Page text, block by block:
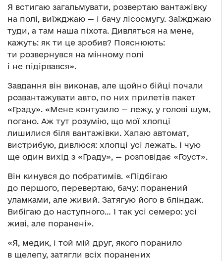
Я встигаю загальмувати, розвертаю вантажівку
на полі, виїжджаю — і бачу лісосмугу. Заїжджаю
туди, а там наша піхота. Дивляться на мене,
кажуть: як ти це зробив? Пояснюють:
ти розвернувся на мінному полі
і не підірвався».
Завдання він виконав, але щойно бійці почали
розвантажувати авто, по них прилетів пакет
«Граду». «Мене контузило — лежу, у голові шум,
погано. Аж тут розумію, що мої хлопці
лишилися біля вантажівки. Хапаю автомат,
вистрибую, дивлюся: хлопці усі лежать. І чую
ще один вихід з «Граду», — розповідає «Гоуст».
Він кинувся до побратимів. «Підбігаю
до першого, перевертаю, бачу: поранений
уламками, але живий. Затягую його в бліндаж.
Вибігаю до наступного… І так усі семеро: усі
живі, але поранені».
«Я, медик, і той мій друг, якого поранило
в щелепу, затягли всіх поранених